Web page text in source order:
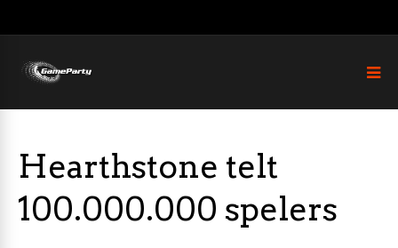
Hearthstone telt
100.000.000 spelers